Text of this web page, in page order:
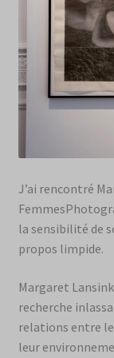
J’ai rencontré
la sensibilité de
propos limpide.
Margaret
recherche
relations entre
leur